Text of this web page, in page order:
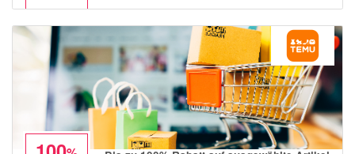
Notino
Parfumdreams
apodiscounter
OTTO Office
Udemy